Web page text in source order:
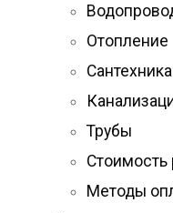
Отопление
Сантехника
Трубы
Стоимость
Методы